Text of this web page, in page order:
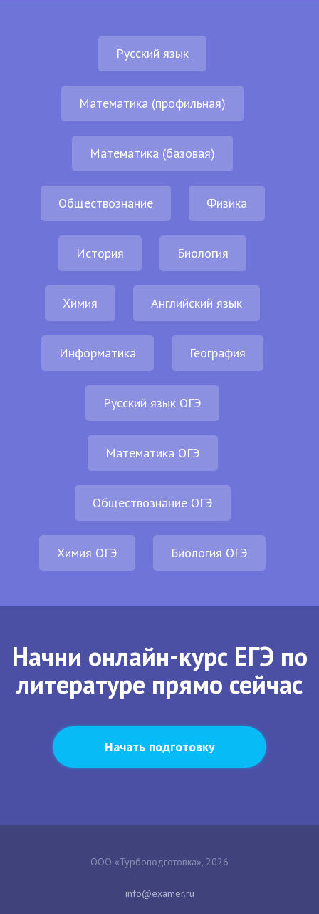
Русский язык
Математика (профильная)
Математика (базовая)
Обществознание Физика
История Биология
Химия Английский язык
Информатика География
Русский язык ОГЭ
Математика ОГЭ
Обществознание ОГЭ
Химия ОГЭ Биология ОГЭ
Начни онлайн-курс ЕГЭ по
литературе прямо сейчас
Начать подготовку
ООО «Турбоподготовка», 2026